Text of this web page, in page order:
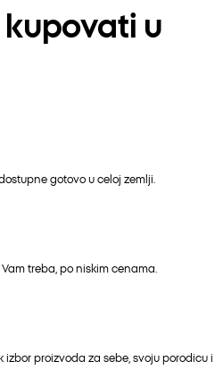
u
gotovo u celoj zemlji.
treba, po niskim cenama.
izbor proizvoda za sebe, svoju porodicu i